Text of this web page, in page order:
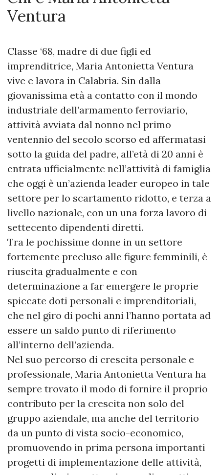
Ventura
Classe ‘68, madre di due figli ed
imprenditrice, Maria Antonietta Ventura
vive e lavora in Calabria. Sin dalla
giovanissima età a contatto con il mondo
industriale dell’armamento ferroviario,
attività avviata dal nonno nel primo
ventennio del secolo scorso ed affermatasi
sotto la guida del padre, all’età di 20 anni è
entrata ufficialmente nell’attività di famiglia
che oggi è un’azienda leader europeo in tale
settore per lo scartamento ridotto, e terza a
livello nazionale, con un una forza lavoro di
settecento dipendenti diretti.
Tra le pochissime donne in un settore
fortemente precluso alle figure femminili, è
riuscita gradualmente e con
determinazione a far emergere le proprie
spiccate doti personali e imprenditoriali,
che nel giro di pochi anni l’hanno portata ad
essere un saldo punto di riferimento
all’interno dell’azienda.
Nel suo percorso di crescita personale e
professionale, Maria Antonietta Ventura ha
sempre trovato il modo di fornire il proprio
contributo per la crescita non solo del
gruppo aziendale, ma anche del territorio
da un punto di vista socio-economico,
promuovendo in prima persona importanti
progetti di implementazione delle attività,